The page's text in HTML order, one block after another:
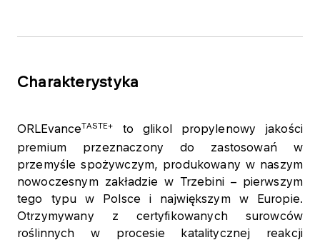
Charakterystyka
ORLEvanceTASTE+
to glikol propylenowy jakości
premium przeznaczony do zastosowań w
przemyśle spożywczym, produkowany w naszym
nowoczesnym zakładzie w Trzebini – pierwszym
tego typu w Polsce i największym w Europie.
Otrzymywany z certyfikowanych surowców
roślinnych w procesie katalitycznej reakcji